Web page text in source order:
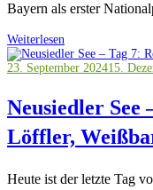
Bayern als erster
Weiterlesen
23. September 202415.
Neusiedler See
Löffler,
Heute ist der letzte Tag